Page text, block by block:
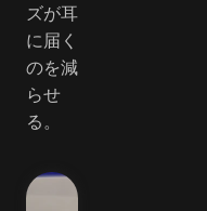
ズが耳
に届く
のを減
らせ
る。